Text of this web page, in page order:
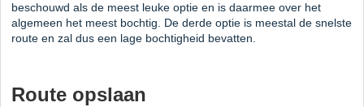
beschouwd als de meest leuke optie en is daarmee over het
algemeen het meest bochtig. De derde optie is meestal de snelste
route en zal dus een lage bochtigheid bevatten.
Route opslaan